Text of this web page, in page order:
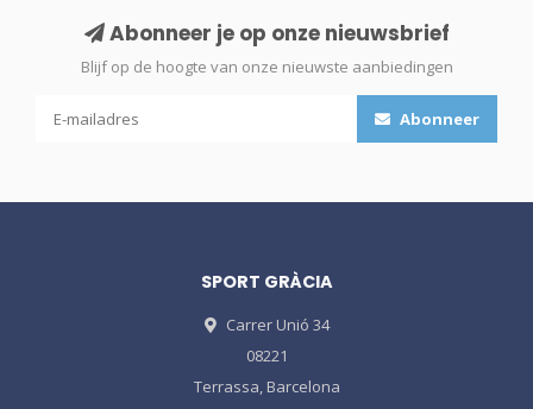
Abonneer je op onze nieuwsbrief
Blijf op de hoogte van onze nieuwste aanbiedingen
Abonneer
SPORT GRÀCIA
Carrer Unió 34
08221
Terrassa, Barcelona